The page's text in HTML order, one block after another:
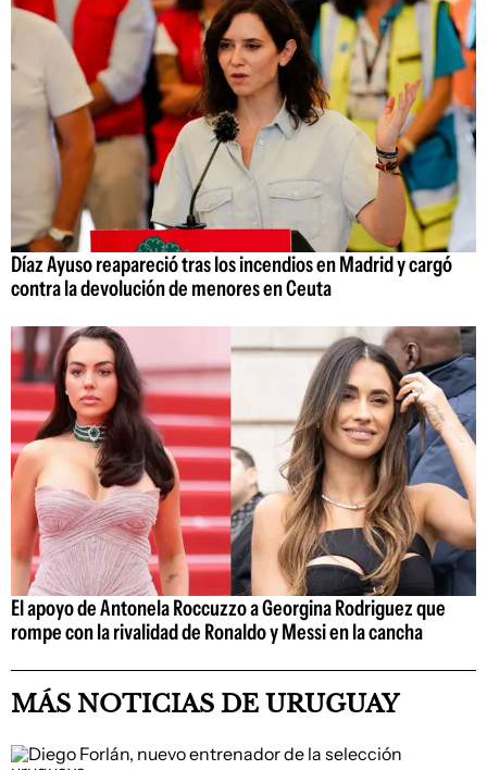
Díaz Ayuso reapareció tras los incendios en Madrid y cargó
contra la devolución de menores en Ceuta
El apoyo de Antonela Roccuzzo a Georgina Rodriguez que
rompe con la rivalidad de Ronaldo y Messi en la cancha
MÁS NOTICIAS DE URUGUAY